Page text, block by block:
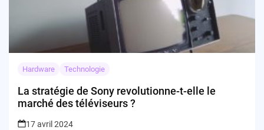
Hardware Technologie
La stratégie de Sony revolutionne-t-elle le
marché des téléviseurs ?
17 avril 2024